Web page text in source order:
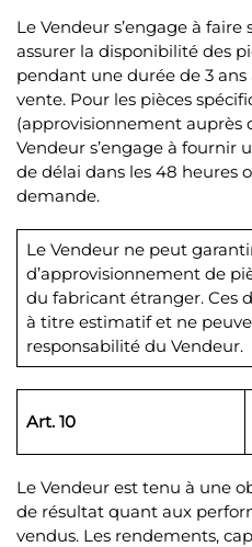
Le Vendeur s’engage à
assurer la disponibilité des
pendant une durée de 3
vente. Pour les pièces
(approvisionnement auprès
Vendeur s’engage à fournir
de délai dans les 48 heures
demande.
Le Vendeur ne peut
d’approvisionnement de
du fabricant étranger. Ces
à titre estimatif et ne
responsabilité du Vendeur.
Art. 10
Le Vendeur est tenu à une
de résultat quant aux
vendus. Les rendements,